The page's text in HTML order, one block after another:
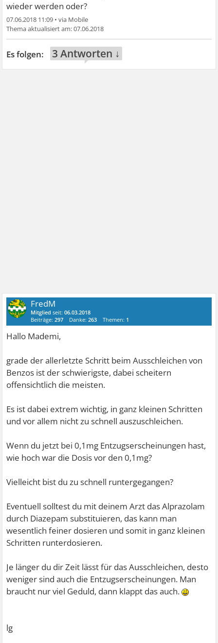
wieder werden oder?
07.06.2018 11:09 •
07.06.2018
3 Antworten ↓
FredM
Mitglied seit:06.03.2018
Beiträge:297 Danke:263 Themen: 1
Hallo Mademi,
grade der allerletzte Schritt beim Ausschleichen von
Benzos ist der schwierigste, dabei scheitern
offensichtlich die meisten.
Es ist dabei extrem wichtig, in ganz kleinen Schritten
und vor allem nicht zu schnell auszuschleichen.
Wenn du jetzt bei 0,1mg Entzugserscheinungen hast,
wie hoch war die Dosis vor den 0,1mg?
Vielleicht bist du zu schnell runtergegangen?
Eventuell solltest du mit deinem Arzt das Alprazolam
durch Diazepam substituieren, das kann man
wesentlich feiner dosieren und somit in ganz kleinen
Schritten runterdosieren.
Je länger du dir Zeit lässt für das Ausschleichen, desto
weniger sind auch die Entzugserscheinungen. Man
braucht nur viel Geduld, dann klappt das auch.
lg